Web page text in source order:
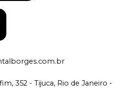
352 - Tijuca, Rio de Janeiro -